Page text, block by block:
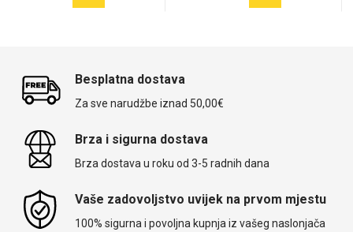
Besplatna dostava
Za sve narudžbe iznad 50,00€
Brza i sigurna dostava
Brza dostava u roku od 3-5 radnih dana
Vaše zadovoljstvo uvijek na prvom mjestu
100% sigurna i povoljna kupnja iz vašeg naslonjača